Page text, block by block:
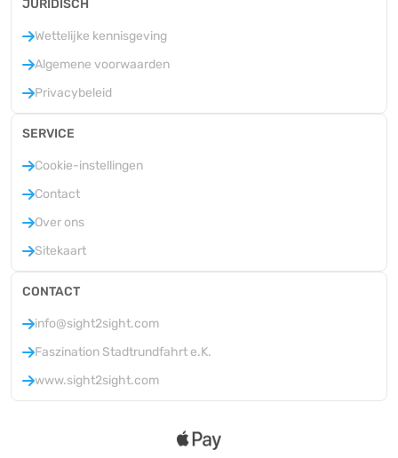
JURIDISCH
Wettelijke kennisgeving
Algemene voorwaarden
Privacybeleid
SERVICE
Cookie-instellingen
Contact
Over ons
Sitekaart
CONTACT
info@sight2sight.com
Faszination Stadtrundfahrt e.K.
www.sight2sight.com